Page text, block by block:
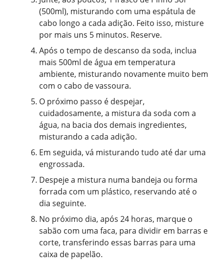
(500ml), misturando com uma espátula de
cabo longo a cada adição. Feito isso, misture
por mais uns 5 minutos. Reserve.
Após o tempo de descanso da soda, inclua
mais 500ml de água em temperatura
ambiente, misturando novamente muito bem
com o cabo de vassoura.
O próximo passo é despejar,
cuidadosamente, a mistura da soda com a
água, na bacia dos demais ingredientes,
misturando a cada adição.
Em seguida, vá misturando tudo até dar uma
engrossada.
Despeje a mistura numa bandeja ou forma
forrada com um plástico, reservando até o
dia seguinte.
No próximo dia, após 24 horas, marque o
sabão com uma faca, para dividir em barras e
corte, transferindo essas barras para uma
caixa de papelão.